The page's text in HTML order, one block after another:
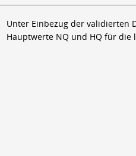
Unter Einbezug der validierten
Hauptwerte NQ und HQ für die